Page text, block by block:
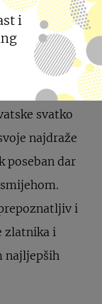
koji
osmijeh na
modne
svatko
najdraže
poseban dar
i
zlatnika i
najljepših
i